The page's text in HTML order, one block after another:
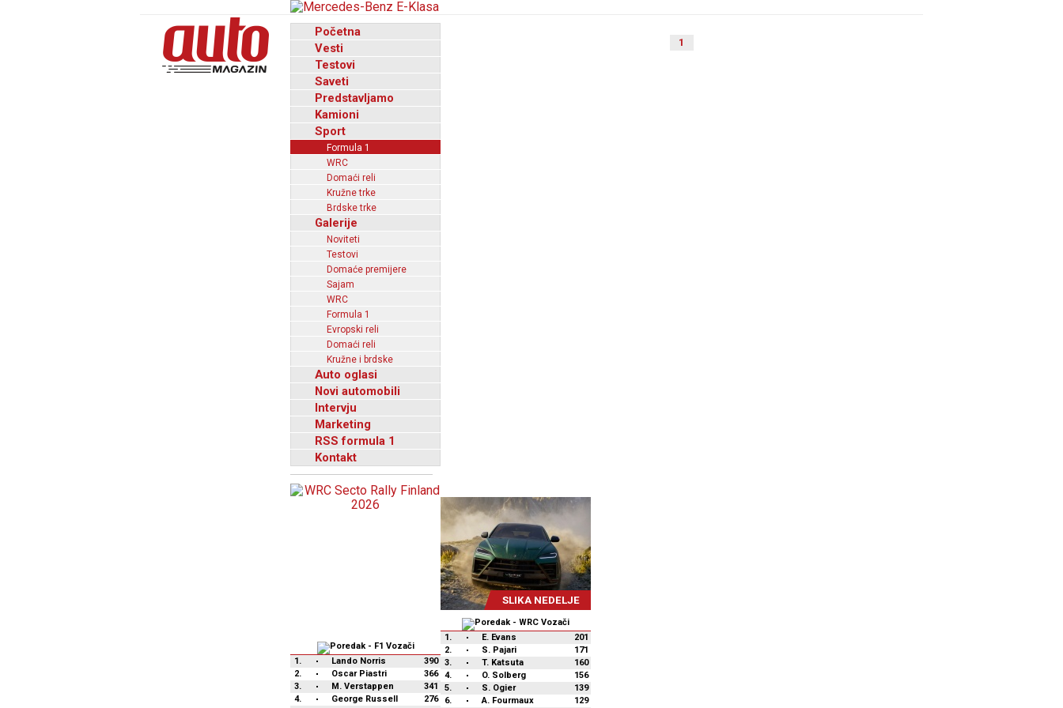
Početna
Vesti
Testovi
Saveti
Predstavljamo
Kamioni
Sport
Formula 1
WRC
Domaći reli
Kružne trke
Brdske trke
Galerije
Noviteti
Testovi
Domaće premijere
Sajam
WRC
Formula 1
Evropski reli
Domaći reli
Kružne i brdske
Auto oglasi
Novi automobili
Intervju
Marketing
RSS formula 1
Kontakt
1. Lando Norris
390
2.
Oscar Piastri
366
3.
M. Verstappen
341
4.
George Russell
276
1
SLIKA NEDELJE
1. E. Evans
201
2.
S. Pajari
171
3.
T. Katsuta
160
4.
O. Solberg
156
5.
S. Ogier
139
6.
A. Fourmaux 129